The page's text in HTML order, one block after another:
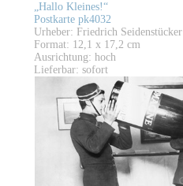
„Hallo Kleines!“
Postkarte pk4032
Urheber: Friedrich Seidenstücker
Format: 12,1 x 17,2 cm
Ausrichtung: hoch
Lieferbar: sofort